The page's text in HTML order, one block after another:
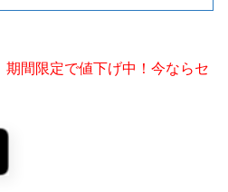
期間限定で値下げ中！今ならセ